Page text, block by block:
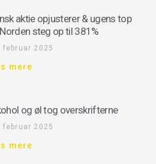
aktie opjusterer & ugens top
steg op til 381%
februar 2025
mere
og øl tog overskrifterne
februar 2025
mere